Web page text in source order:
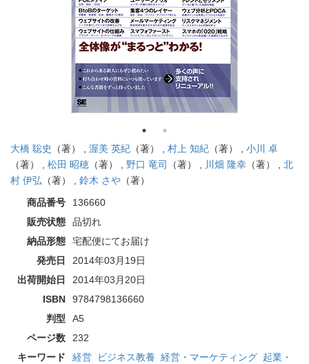
大橋 聡史 （著） , 渥美 英紀 （著） , 村上 知紀 （著） , 小川 卓
（著） , 松田 昭穂 （著） , 野口 竜司 （著） , 川畑 隆幸 （著） , 北
村 伊弘 （著） , 鈴木 さや （著）
商品番号
136660
販売状態
品切れ
納品形態
宅配便にてお届け
発売日
2014年03月19日
出荷開始日
2014年03月20日
ISBN
9784798136660
判型
A5
ページ数
232
キーワード
経営 ビジネス教養 経営・マーケティング 起業・